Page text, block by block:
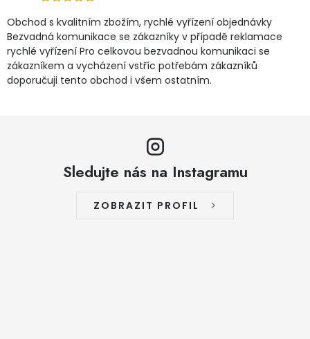
Obchod s kvalitním zbožím, rychlé vyřízení objednávky
Bezvadná komunikace se zákazníky v případě reklamace
rychlé vyřízení Pro celkovou bezvadnou komunikaci se
zákazníkem a vycházení vstříc potřebám zákazníků
doporučuji tento obchod i všem ostatním.
Sledujte nás na Instagramu
ZOBRAZIT PROFIL